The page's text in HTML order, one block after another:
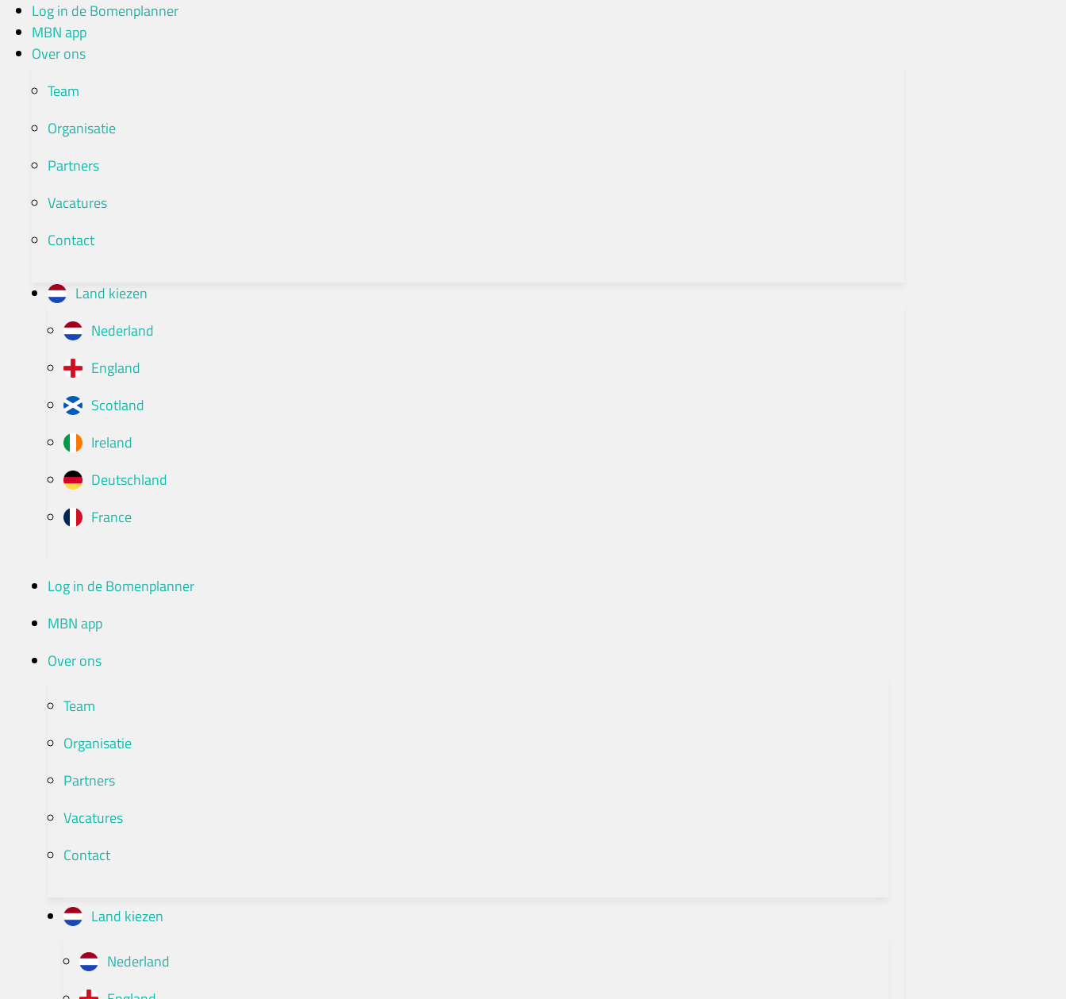
naar
Log in de Bomenplanner
MBN app
Over ons
Team
Organisatie
Partners
Vacatures
Contact
Land kiezen
Nederland
England
Scotland
Ireland
Deutschland
France
Log in de Bomenplanner
MBN app
Over ons
Team
Organisatie
Partners
Vacatures
Contact
Land kiezen
Nederland